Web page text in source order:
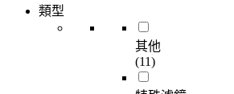
類型
其他
(11)